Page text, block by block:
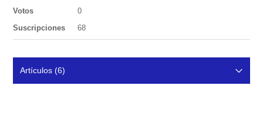
Votos
0
Suscripciones
68
Artículos (6)